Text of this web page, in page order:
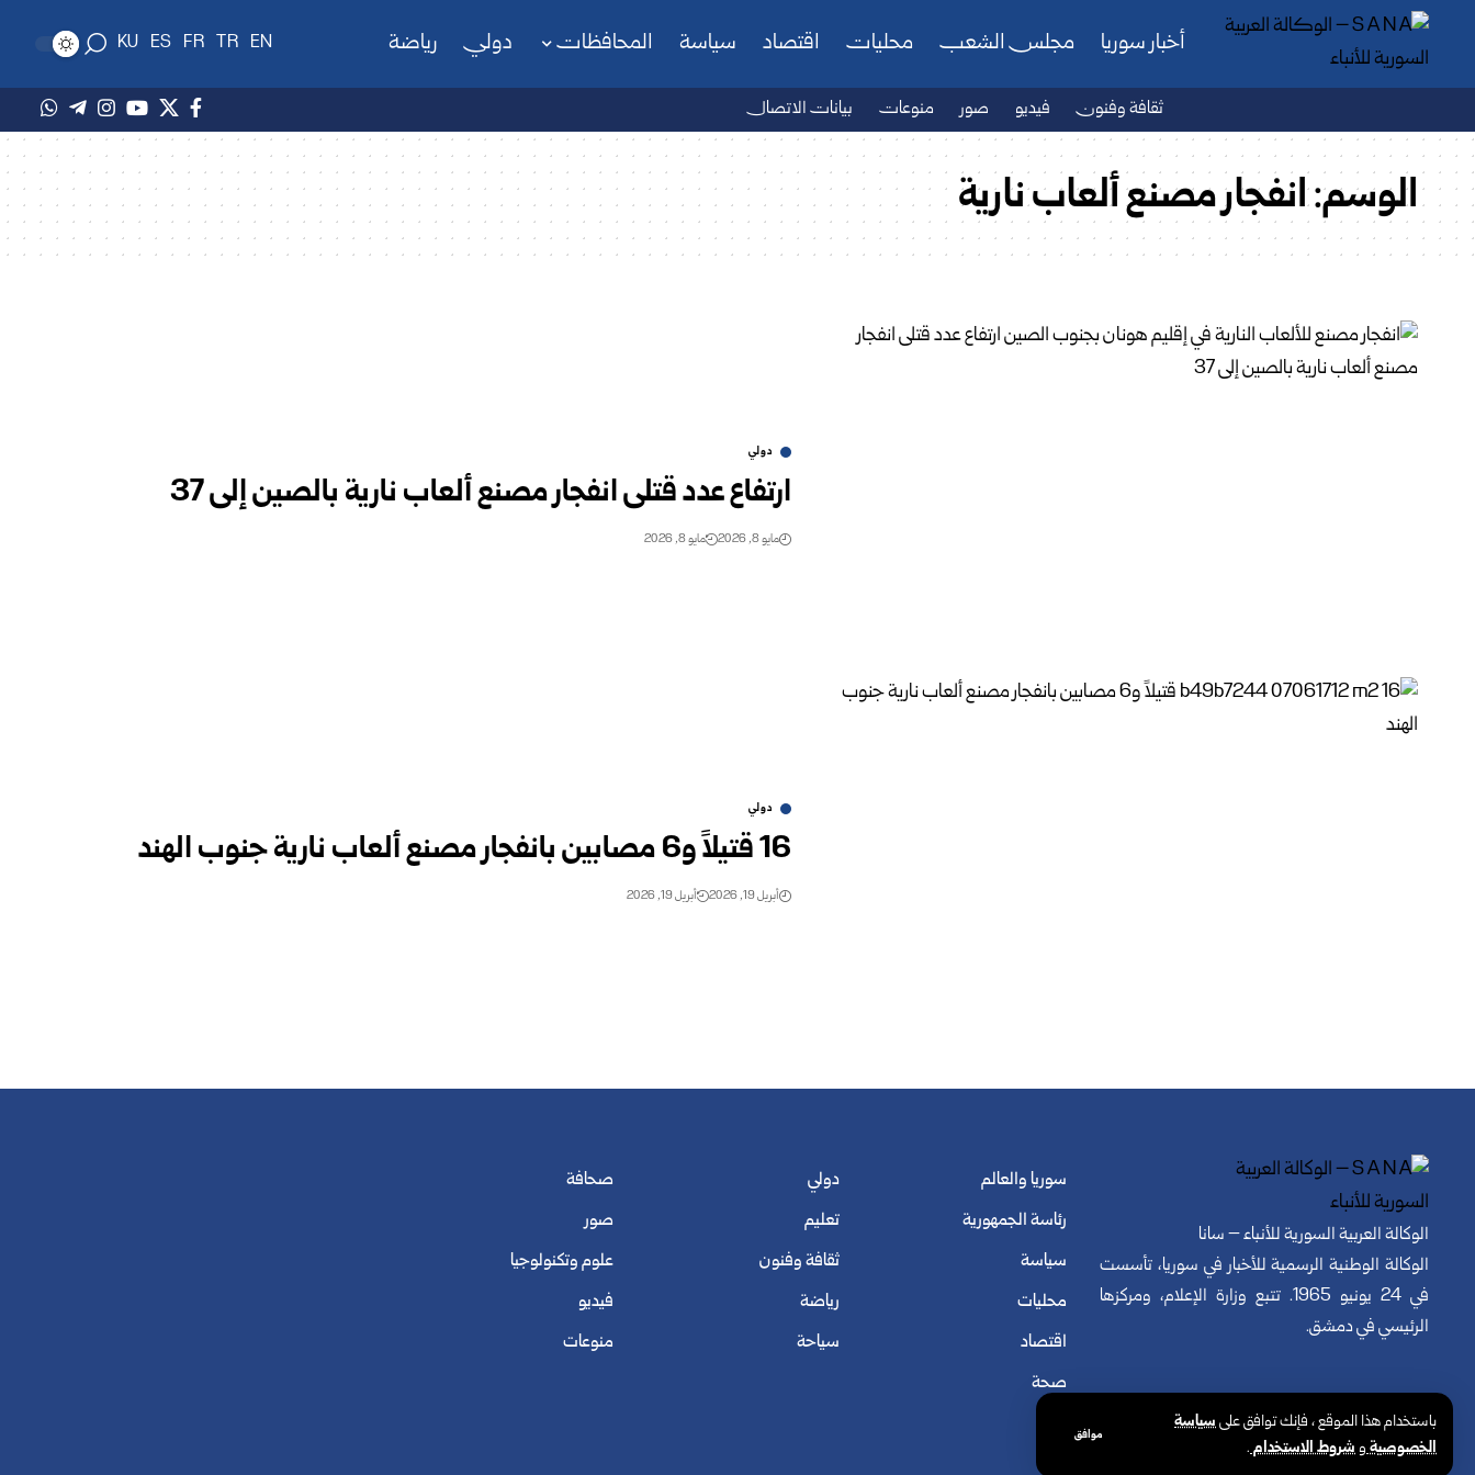
باستخدام هذا الموقع ، فإنك توافق علىسياسة
الخصوصيةوشروط الاستخدام.
موافق
أخبار سوريا مجلس الشعب محليات اقتصاد سياسة المحافظات دولي رياضة EN
TR
FR
ES
KU
ثقافة وفنون فيديو صور منوعات بيانات الاتصال
الوسم:انفجار مصنع ألعاب نارية
دولي
ارتفاع عدد قتلى انفجار مصنع ألعاب نارية بالصين إلى 37
مايو 8, 2026 مايو 8, 2026
دولي
16 قتيلاً و6 مصابين بانفجار مصنع ألعاب نارية جنوب الهند
أبريل 19, 2026 أبريل 19, 2026
الوكالة العربية السورية للأنباء – سانا
الوكالة الوطنية الرسمية للأخبار في سوريا، تأسست
في 24 يونيو 1965. تتبع وزارة الإعلام، ومركزها
الرئيسي في دمشق.
سوريا والعالم
رئاسة الجمهورية
سياسة
محليات
اقتصاد
صحة
دولي
تعليم
ثقافة وفنون
رياضة
سياحة
صحافة
صور
علوم وتكنولوجيا
فيديو
منوعات